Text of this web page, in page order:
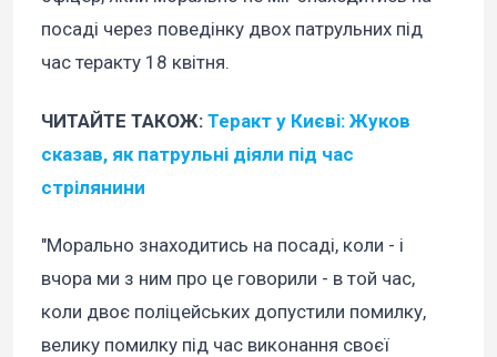
посаді через поведінку двох патрульних під
час теракту 18 квітня.
ЧИТАЙТЕ ТАКОЖ: Теракт у Києві: Жуков
сказав, як патрульні діяли під час
стрілянини
"Морально знаходитись на посаді, коли - і
вчора ми з ним про це говорили - в той час,
коли двоє поліцейських допустили помилку,
велику помилку під час виконання своєї